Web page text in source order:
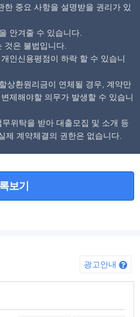
한 중요 사항을 설명받을 권리가 있
안겨줄 수 있습니다.
것은 불법입니다.
인신용평점이 하락 할 수 있습니
상환원리금이 연체될 경우, 계약만
제해야할 의무가 발생할 수 있습니
위탁을 받아 대출모집 및 소개 등
제 계약체결의 권한은 없습니다.
보기
광고안내